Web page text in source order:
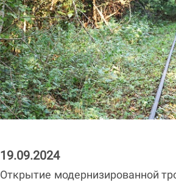
19.09.2024
Открытие модернизированной